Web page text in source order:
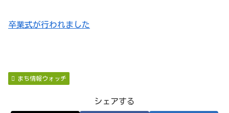
卒業式が行われました
まち情報ウォッチ
シェアする